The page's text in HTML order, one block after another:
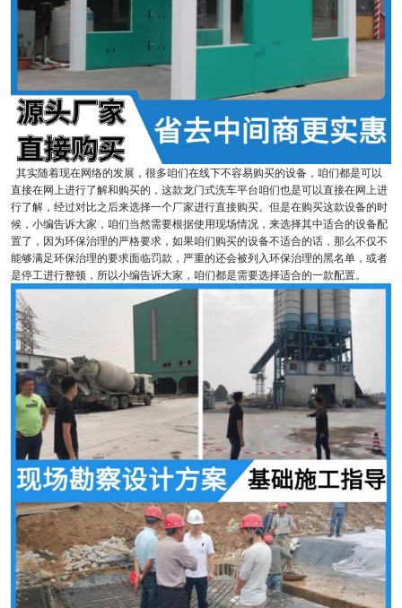
其实随着现在网络的发展，很多咱们在线下不容易购买的设备，咱们都是可以
直接在网上进行了解和购买的，这款龙门式洗车平台咱们也是可以直接在网上进
行了解，经过对比之后来选择一个厂家进行直接购买。但是在购买这款设备的时
候，小编告诉大家，咱们当然需要根据使用现场情况，来选择其中适合的设备配
置了，因为环保治理的严格要求，如果咱们购买的设备不适合的话，那么不仅不
能够满足环保治理的要求面临罚款，严重的还会被列入环保治理的黑名单，或者
是停工进行整顿，所以小编告诉大家，咱们都是需要选择适合的一款配置。